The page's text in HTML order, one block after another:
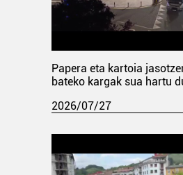
Papera eta kartoia
bateko kargak sua hartu
2026/07/27